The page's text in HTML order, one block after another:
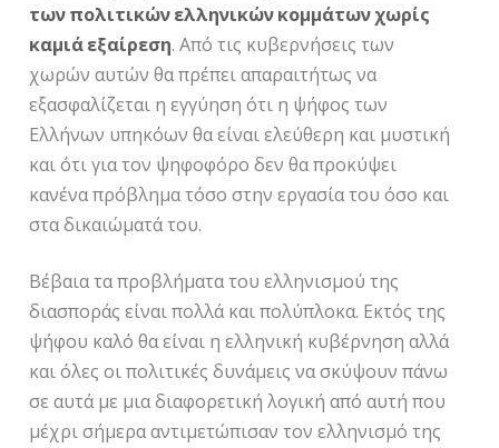
των πολιτικών ελληνικών κομμάτων χωρίς
καμιά εξαίρεση. Από τις κυβερνήσεις των
χωρών αυτών θα πρέπει απαραιτήτως να
εξασφαλίζεται η εγγύηση ότι η ψήφος των
Ελλήνων υπηκόων θα είναι ελεύθερη και μυστική
και ότι για τον ψηφοφόρο δεν θα προκύψει
κανένα πρόβλημα τόσο στην εργασία του όσο και
στα δικαιώματά του.
Βέβαια τα προβλήματα του ελληνισμού της
διασποράς είναι πολλά και πολύπλοκα. Εκτός της
ψήφου καλό θα είναι η ελληνική κυβέρνηση αλλά
και όλες οι πολιτικές δυνάμεις να σκύψουν πάνω
σε αυτά με μια διαφορετική λογική από αυτή που
μέχρι σήμερα αντιμετώπισαν τον ελληνισμό της